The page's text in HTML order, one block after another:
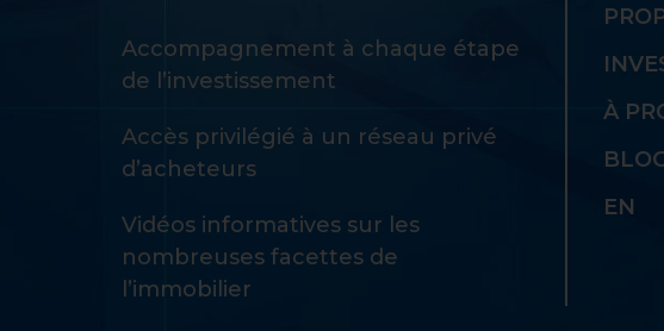
Accompagnement à chaque étape
de l’investissement
Accès privilégié à un réseau privé
d’acheteurs
Vidéos informatives sur les
nombreuses facettes de
l’immobilier
À
EN